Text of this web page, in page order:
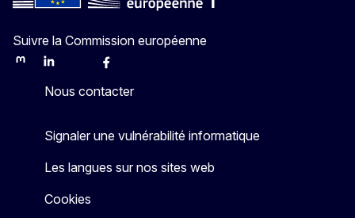
Suivre la Commission européenne
MastodonLinkedInBlueskyFacebook
Nous contacter
Signaler une vulnérabilité informatique
Les langues sur nos sites web
Cookies